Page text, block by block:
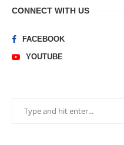
CONNECT WITH US
FACEBOOK
YOUTUBE